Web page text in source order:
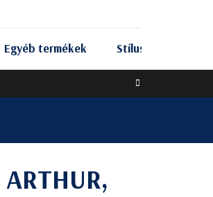
Egyéb termékek Stílus szerint